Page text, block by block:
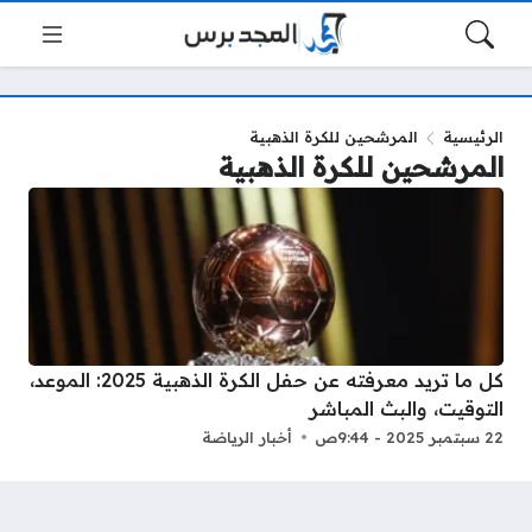
الرئيسية المرشحين للكرة الذهبية
المرشحين للكرة الذهبية
كل ما تريد معرفته عن حفل الكرة الذهبية 2025: الموعد،
التوقيت، والبث المباشر
22 سبتمبر 2025 - 9:44ص أخبار الرياضة